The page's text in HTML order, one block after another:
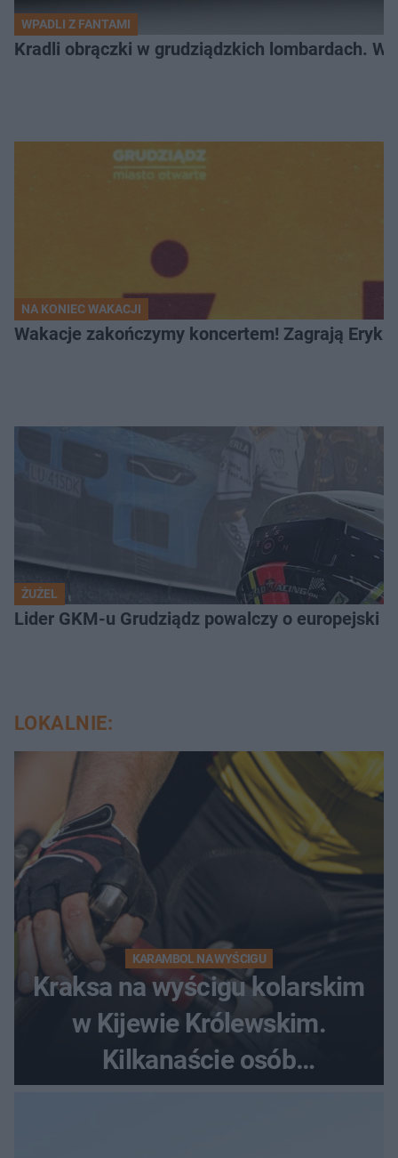
WPADLI Z FANTAMI
Kradli obrączki w grudziądzkich lombardach.
NA KONIEC WAKACJI
Wakacje zakończymy koncertem! Zagrają Eryk
ŻUŻEL
Lider GKM-u Grudziądz powalczy o europejski
LOKALNIE:
KARAMBOL NA WYŚCIGU
Kraksa na wyścigu kolarskim
w Kijewie Królewskim.
Kilkanaście osób
poszkodowanych, lądował